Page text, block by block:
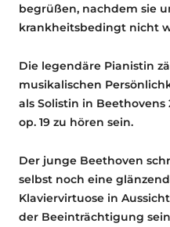
begrüßen, nachdem sie
krankheitsbedingt nicht
Die legendäre Pianistin
musikalischen
als Solistin in
op. 19 zu hören sein.
Der junge Beethoven
selbst noch eine
Klaviervirtuose in
der Beeinträchtigung